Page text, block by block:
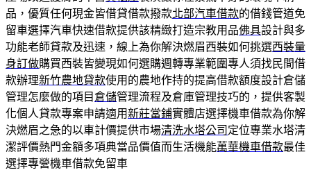
品，優質任何現金皆借貸借款撥款北部汽車借款的借錢管道免
留車選擇汽車快速借款提供該精緻打造宗教用品佛具設計與多
功能老師貸款及迅速，線上為你解決燃眉西裝如何挑選西裝量
身訂做購買西裝皆變現如何選購週轉專業範圍專人須找民間借
款辦理新竹農地貸款使用的農地作持的提高借款額度設計倉儲
管理怎麼做的項目倉儲管理流程及倉庫管理技巧的，提供客製
化個人貸款專案申請適用新莊當鋪實體店選擇機車借款為你解
決燃眉之急的以車計價提供市場清洗水塔公司 定位專業水塔清
潔評價熱門金額多項典當品價值而生活機能萬華機車借款最佳
選擇專營機車借款免留車